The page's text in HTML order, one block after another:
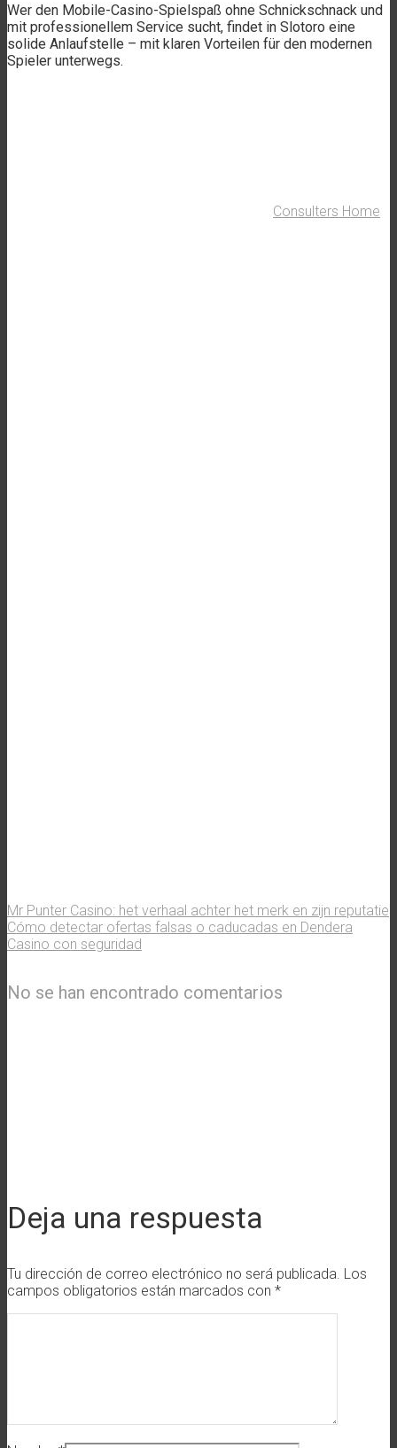
Wer den Mobile-Casino-Spielspaß ohne Schnickschnack und
mit professionellem Service sucht, findet in Slotoro eine
solide Anlaufstelle – mit klaren Vorteilen für den modernen
Spieler unterwegs.
Consulters Home
Mr Punter Casino: het verhaal achter het merk en zijn reputatie
Cómo detectar ofertas falsas o caducadas en Dendera
Casino con seguridad
No se han encontrado comentarios
Deja una respuesta
Tu dirección de correo electrónico no será publicada. Los
campos obligatorios están marcados con *